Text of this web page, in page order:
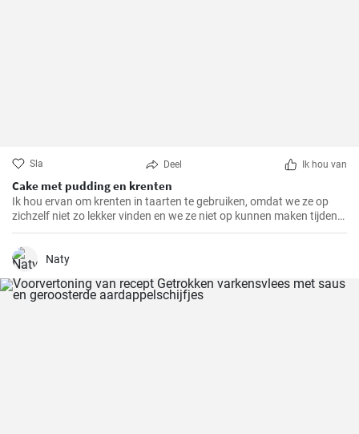
Sla Deel Ik hou van
Cake met pudding en krenten
Ik hou ervan om krenten in taarten te gebruiken, omdat we ze op
zichzelf niet zo lekker vinden en we ze niet op kunnen maken tijdens
het seizoen. Als je er veel hebt, probeer dan deze bakplaatcake met
chocoladepudding. Het deeg is ook interessant omdat het griesmeel
bevat.
Naty